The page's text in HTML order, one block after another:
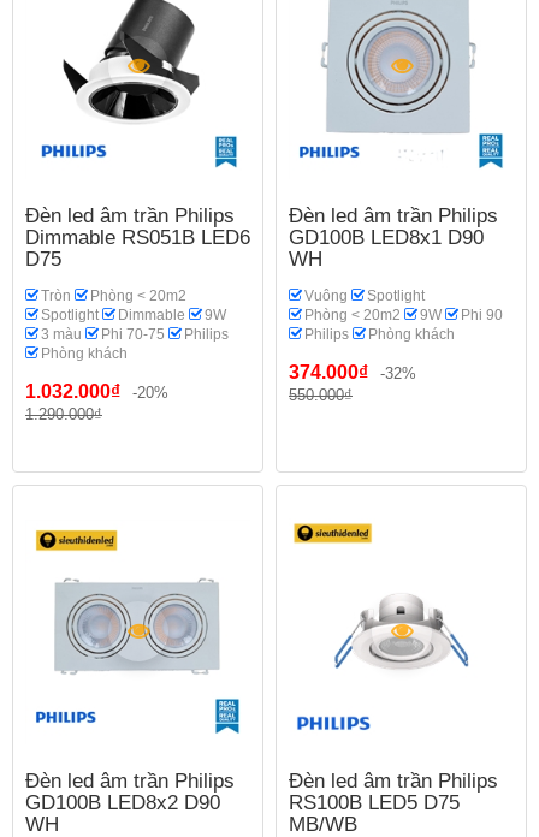
Đèn led âm trần Philips
Dimmable RS051B LED6
D75
Tròn
Phòng < 20m2
Spotlight
Dimmable
9W
3 màu
Phi 70-75
Philips
Phòng khách
1.032.000₫
-20%
1.290.000₫
Đèn led âm trần Philips
GD100B LED8x1 D90
WH
Vuông
Spotlight
Phòng < 20m2
9W
Phi 90
Philips
Phòng khách
374.000₫
-32%
550.000₫
Đèn led âm trần Philips
GD100B LED8x2 D90
WH
Đèn led âm trần Philips
RS100B LED5 D75
MB/WB